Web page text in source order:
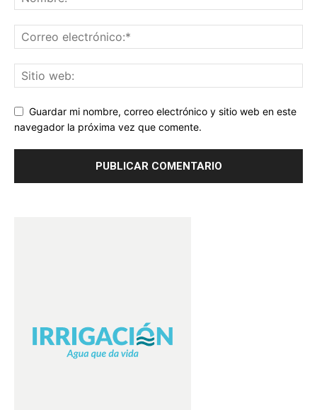
Guardar mi nombre, correo electrónico y sitio web en este
navegador la próxima vez que comente.